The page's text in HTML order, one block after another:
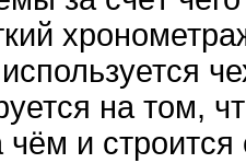
на том,
чём и